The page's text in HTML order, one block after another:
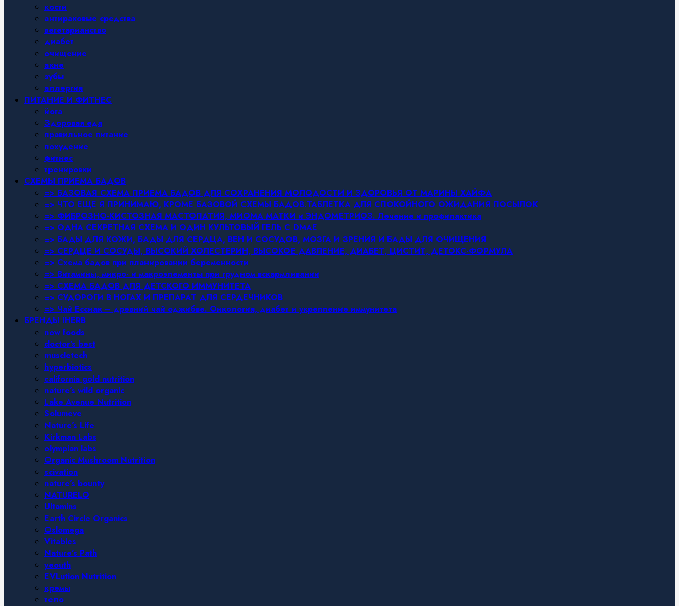
кости
антираковые средства
вегетарианство
диабет
очищение
акне
зубы
аллергия
ПИТАНИЕ И ФИТНЕС
йога
Здоровая еда
правильное питание
похудение
фитнес
тренировки
СХЕМЫ ПРИЕМА БАДОВ
=> БАЗОВАЯ СХЕМА ПРИЕМА БАДОВ ДЛЯ СОХРАНЕНИЯ МОЛОДОСТИ И ЗДОРОВЬЯ ОТ МАРИНЫ ХАЙФА
=> ЧТО ЕЩЕ Я ПРИНИМАЮ, КРОМЕ БАЗОВОЙ СХЕМЫ БАДОВ.ТАБЛЕТКА ДЛЯ СПОКОЙНОГО ОЖИДАНИЯ ПОСЫЛОК
=> ФИБРОЗНО-КИСТОЗНАЯ МАСТОПАТИЯ, МИОМА МАТКИ и ЭНДОМЕТРИОЗ. Лечение и профилактика
=> ОДНА СЕКРЕТНАЯ СХЕМА И ОДИН КУЛЬТОВЫЙ ГЕЛЬ С DMAE
=> БАДЫ ДЛЯ КОЖИ, БАДЫ ДЛЯ СЕРДЦА, ВЕН И СОСУДОВ, МОЗГА И ЗРЕНИЯ И БАДЫ ДЛЯ ОЧИЩЕНИЯ
=> СЕРДЦЕ И СОСУДЫ, ВЫСОКИЙ ХОЛЕСТЕРИН, ВЫСОКОЕ ДАВЛЕНИЕ, ДИАБЕТ, ЦИСТИТ, ДЕТОКС-ФОРМУЛА
=> Схема бадов при планировании беременности
=> Витамины, микро- и макроэлементы при грудном вскармливании
=> СХЕМА БАДОВ ДЛЯ ДЕТСКОГО ИММУНИТЕТА
=> СУДОРОГИ В НОГАХ И ПРЕПАРАТ ДЛЯ СЕРДЕЧНИКОВ
=> Чай Ессиак – древний чай оджибве. Онкология, диабет и укрепление иммунитета
БРЕНДЫ IHERB
now foods
doctor’s best
muscletech
hyperbiotics
california gold nutrition
nature’s wild organic
Lake Avenue Nutrition
Solumeve
Nature’s Life
Kirkman Labs
olympian labs
Organic Mushroom Nutrition
scivation
nature’s bounty
NATURELO
Ultamins
Earth Circle Organics
Oslomega
Vitables
Nature’s Path
yeouth
EVLution Nutrition
кремы
тело